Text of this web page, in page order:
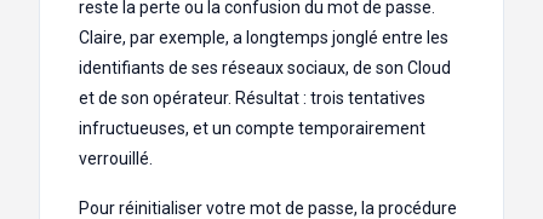
reste la perte ou la confusion du mot de passe.
Claire, par exemple, a longtemps jonglé entre les
identifiants de ses réseaux sociaux, de son Cloud
et de son opérateur. Résultat : trois tentatives
infructueuses, et un compte temporairement
verrouillé.
Pour réinitialiser votre mot de passe, la procédure